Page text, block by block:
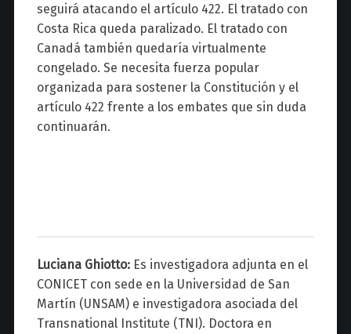
seguirá atacando el artículo 422. El tratado con
Costa Rica queda paralizado. El tratado con
Canadá también quedaría virtualmente
congelado. Se necesita fuerza popular
organizada para sostener la Constitución y el
artículo 422 frente a los embates que sin duda
continuarán.
Luciana Ghiotto: Es investigadora adjunta en el
CONICET con sede en la Universidad de San
Martín (UNSAM) e investigadora asociada del
Transnational Institute (TNI). Doctora en